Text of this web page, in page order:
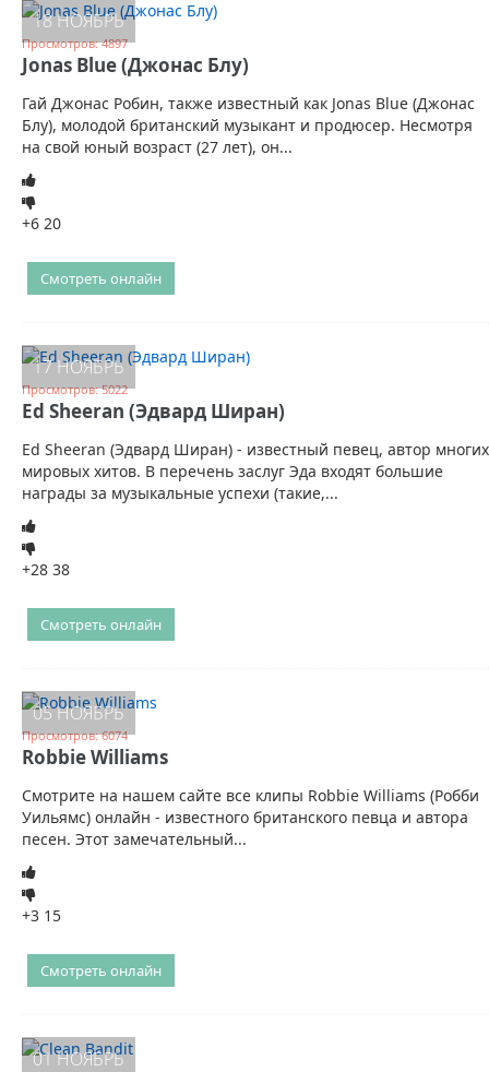
18 НОЯБРЬ
Просмотров: 4897
Jonas Blue (Джонас Блу)
Гай Джонас Робин, также известный как Jonas Blue (Джонас
Блу), молодой британский музыкант и продюсер. Несмотря
на свой юный возраст (27 лет), он...
+6 20
Смотреть онлайн
17 НОЯБРЬ
Просмотров: 5022
Ed Sheeran (Эдвард Ширан)
Ed Sheeran (Эдвард Ширан) - известный певец, автор многих
мировых хитов. В перечень заслуг Эда входят большие
награды за музыкальные успехи (такие,...
+28 38
Смотреть онлайн
05 НОЯБРЬ
Просмотров: 6074
Robbie Williams
Смотрите на нашем сайте все клипы Robbie Williams (Робби
Уильямс) онлайн - известного британского певца и автора
песен. Этот замечательный...
+3 15
Смотреть онлайн
01 НОЯБРЬ